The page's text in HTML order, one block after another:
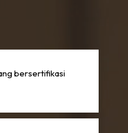
bersertifikasi